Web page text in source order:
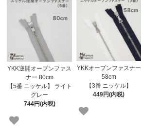
YKK逆開オープンファス
ナー 80cm
【5番 ニッケル】 ライト
グレー
744円(内税)
YKKオープンファスナー
58cm
【3番 ニッケル】
449円(内税)